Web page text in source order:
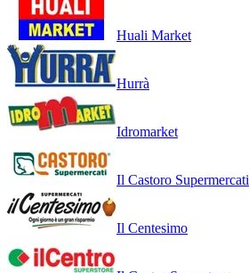
Huali Market
Hurrà
Idromarket
Il Castoro Supermercati
Il Centesimo